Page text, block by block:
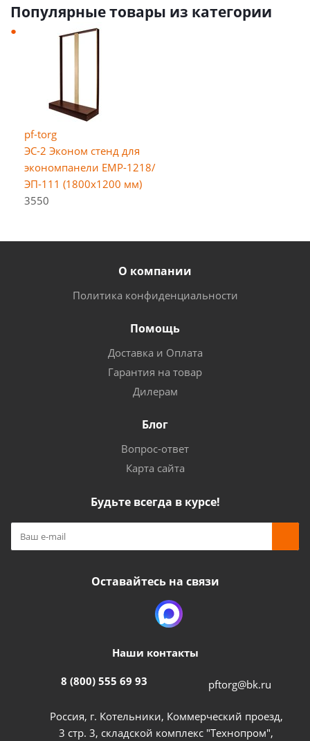
Популярные товары из категории
pf-torg
ЭС-2 Эконом стенд для
экономпанели EMP-1218/
ЭП-111 (1800х1200 мм)
3550
О компании
Политика конфиденциальности
Помощь
Доставка и Оплата
Гарантия на товар
Дилерам
Блог
Вопрос-ответ
Карта сайта
Будьте всегда в курсе!
Оставайтесь на связи
Наши контакты
8 (800) 555 69 93 pftorg@bk.ru
Россия, г. Котельники, Коммерческий проезд,
3 стр. 3, складской комплекс "Технопром",